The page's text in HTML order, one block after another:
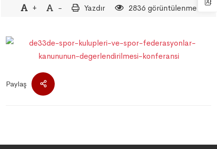
+ - Yazdır 2836 görüntülenme
Paylaş